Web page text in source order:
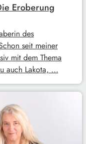
Eroberung
des
seit meiner
mit dem Thema
auch Lakota, …